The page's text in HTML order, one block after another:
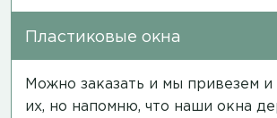
Пластиковые окна
Можно заказать и мы привезем и
их, но напомню, что наши окна